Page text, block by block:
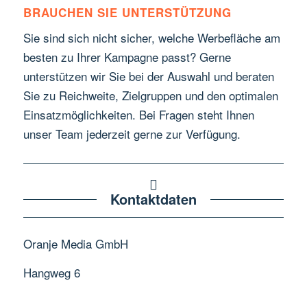
BRAUCHEN SIE UNTERSTÜTZUNG
Sie sind sich nicht sicher, welche Werbefläche am
besten zu Ihrer Kampagne passt? Gerne
unterstützen wir Sie bei der Auswahl und beraten
Sie zu Reichweite, Zielgruppen und den optimalen
Einsatzmöglichkeiten. Bei Fragen steht Ihnen
unser Team jederzeit gerne zur Verfügung.
Kontaktdaten
Oranje Media GmbH
Hangweg 6